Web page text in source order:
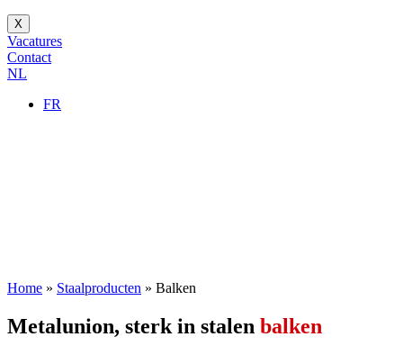
X
Vacatures
Contact
NL
FR
Home » Staalproducten » Balken
Metalunion, sterk in stalen balken